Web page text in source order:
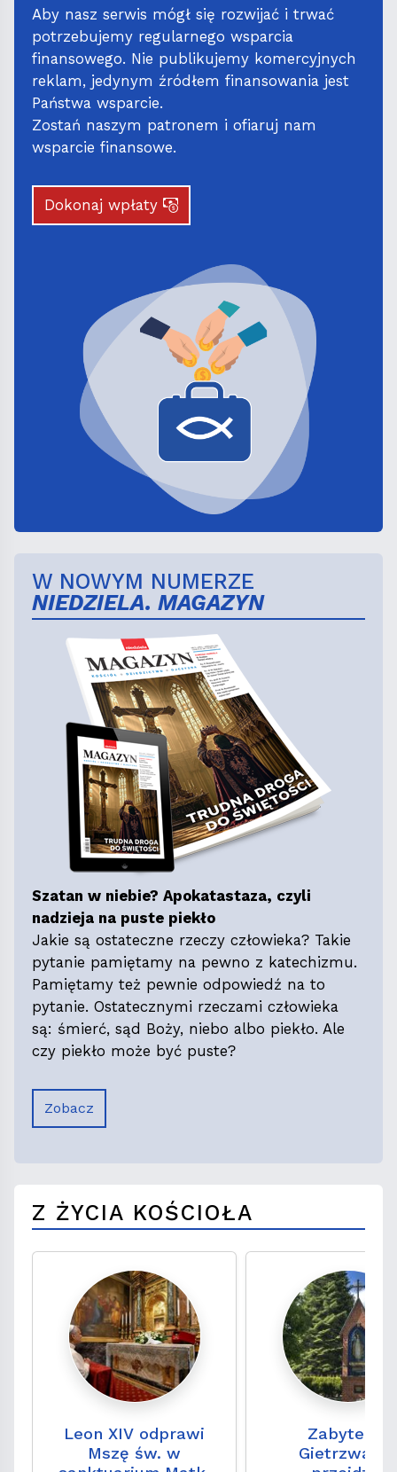
Aby nasz serwis mógł się rozwijać i trwać
potrzebujemy regularnego wsparcia
finansowego. Nie publikujemy komercyjnych
reklam, jedynym źródłem finansowania jest
Państwa wsparcie.
Zostań naszym patronem i ofiaruj nam
wsparcie finansowe.
Dokonaj wpłaty
W NOWYM NUMERZE
NIEDZIELA. MAGAZYN
Szatan w niebie? Apokatastaza, czyli
nadzieja na puste piekło
Jakie są ostateczne rzeczy człowieka? Takie
pytanie pamiętamy na pewno z katechizmu.
Pamiętamy też pewnie odpowiedź na to
pytanie. Ostatecznymi rzeczami człowieka
są: śmierć, sąd Boży, niebo albo piekło. Ale
czy piekło może być puste?
Zobacz
Z ŻYCIA KOŚCIOŁA
Leon XIV odprawi
Mszę św. w
Zabytek z
Gietrzwałdu